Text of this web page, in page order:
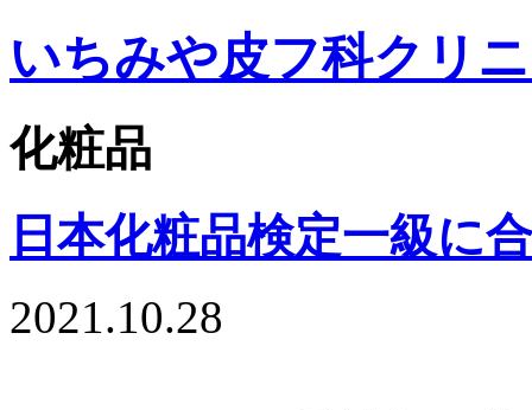
いちみや皮フ科クリ
化粧品
日本化粧品検定一級に
2021.10.28